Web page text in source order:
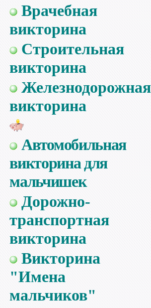
Врачебная
викторина
Строительная
викторина
Железнодорожная
викторина
Автомобильная
викторина для
мальчишек
Дорожно-
транспортная
викторина
Викторина
"Имена
мальчиков"